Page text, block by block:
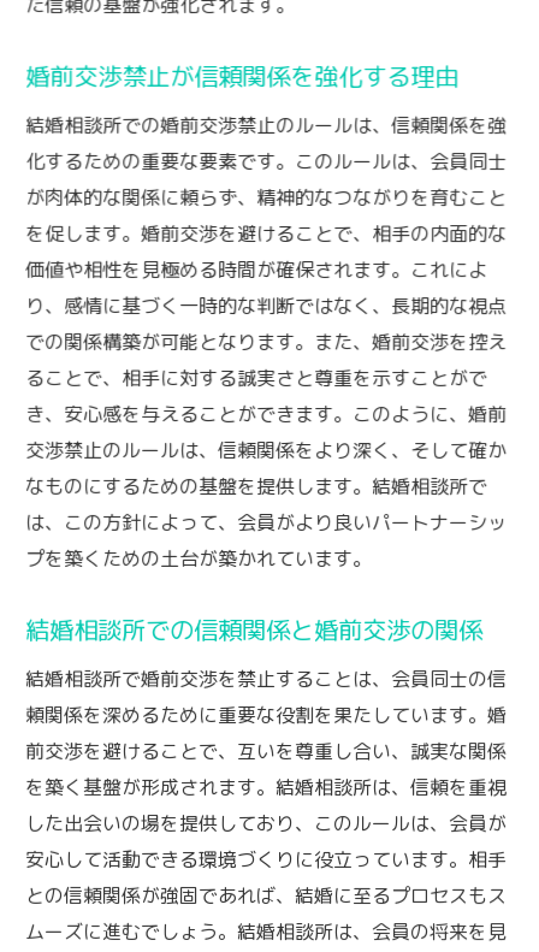
婚前交渉禁止が信頼関係を強化する理由
結婚相談所での婚前交渉禁止のルールは、信頼関係を強
化するための重要な要素です。このルールは、会員同士
が肉体的な関係に頼らず、精神的なつながりを育むこと
を促します。婚前交渉を避けることで、相手の内面的な
価値や相性を見極める時間が確保されます。これによ
り、感情に基づく一時的な判断ではなく、長期的な視点
での関係構築が可能となります。また、婚前交渉を控え
ることで、相手に対する誠実さと尊重を示すことがで
き、安心感を与えることができます。このように、婚前
交渉禁止のルールは、信頼関係をより深く、そして確か
なものにするための基盤を提供します。結婚相談所で
は、この方針によって、会員がより良いパートナーシッ
プを築くための土台が築かれています。
結婚相談所での信頼関係と婚前交渉の関係
結婚相談所で婚前交渉を禁止することは、会員同士の信
頼関係を深めるために重要な役割を果たしています。婚
前交渉を避けることで、互いを尊重し合い、誠実な関係
を築く基盤が形成されます。結婚相談所は、信頼を重視
した出会いの場を提供しており、このルールは、会員が
安心して活動できる環境づくりに役立っています。相手
との信頼関係が強固であれば、結婚に至るプロセスもス
ムーズに進むでしょう。結婚相談所は、会員の将来を見